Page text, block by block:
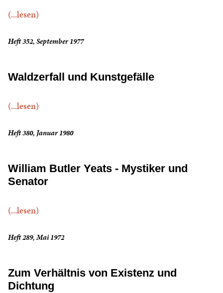
(...lesen)
Heft 352, September 1977
Waldzerfall und Kunstgefälle
(...lesen)
Heft 380, Januar 1980
William Butler Yeats - Mystiker und
Senator
(...lesen)
Heft 289, Mai 1972
Zum Verhältnis von Existenz und
Dichtung